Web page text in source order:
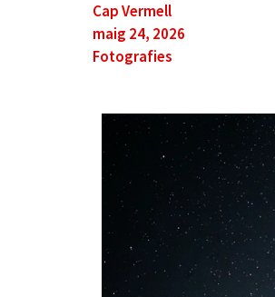
Cap Vermell
maig 24, 2026
Fotografies